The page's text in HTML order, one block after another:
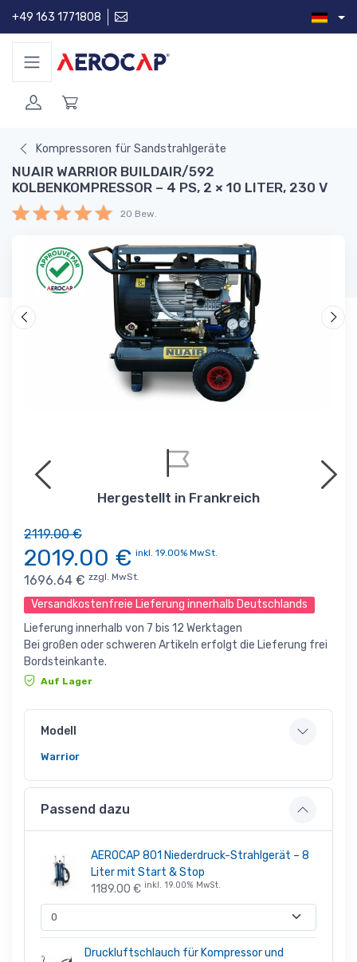
+49 163 1771808
Kompressoren für Sandstrahlgeräte
NUAIR WARRIOR BUILDAIR/592
KOLBENKOMPRESSOR – 4 PS, 2 × 10 LITER, 230 V
20 Bew.
Hergestellt in Frankreich
2119.00 €
2019.00 € inkl. 19.00% MwSt.
1696.64 € zzgl. MwSt.
Versandkostenfreie Lieferung innerhalb Deutschlands
Lieferung innerhalb von 7 bis 12 Werktagen
Bei großen oder schweren Artikeln erfolgt die Lieferung frei
Bordsteinkante.
Auf Lager
Modell
Warrior
Passend dazu
AEROCAP 801 Niederdruck-Strahlgerät – 8
Liter mit Start & Stop
1189.00 € inkl. 19.00% MwSt.
Druckluftschlauch für Kompressor und